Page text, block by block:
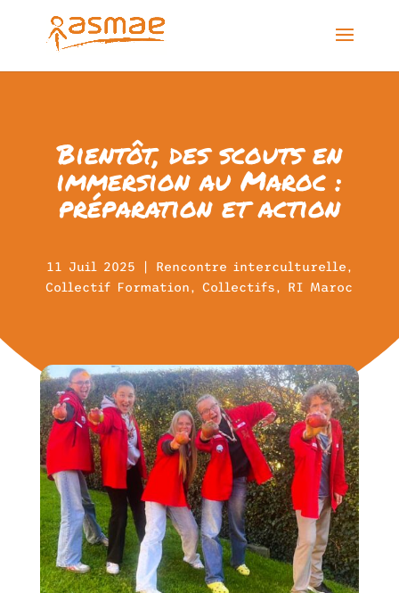
Bientôt, des scouts en
immersion au Maroc :
préparation et action
11 Juil 2025 Rencontre interculturelle,
Collectif Formation,Collectifs, RI Maroc